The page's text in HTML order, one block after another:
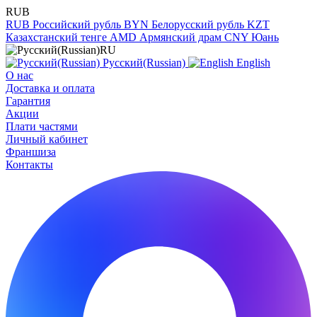
RUB
RUB Российский рубль BYN Белорусский рубль KZT
Казахстанский тенге AMD Армянский драм CNY Юань
RU
Русский(Russian)
English
О нас
Доставка и оплата
Гарантия
Акции
Плати частями
Личный кабинет
Франшиза
Контакты